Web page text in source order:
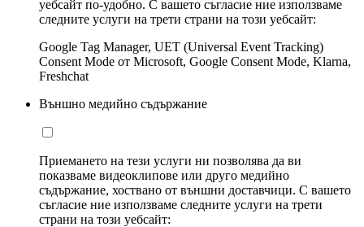
уебсайт по-удобно. С вашето съгласие ние използваме
следните услуги на трети страни на този уебсайт:
Google Tag Manager, UET (Universal Event Tracking)
Consent Mode от Microsoft, Google Consent Mode, Klarna,
Freshchat
Външно медийно съдържание
Приемането на тези услуги ни позволява да ви
показваме видеоклипове или друго медийно
съдържание, хоствано от външни доставчици. С вашето
съгласие ние използваме следните услуги на трети
страни на този уебсайт: